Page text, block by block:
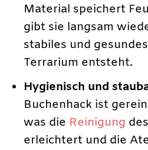
Material speichert
gibt sie langsam
stabiles und
Terrarium entsteht.
Hygienisch und
Buchenhack ist
was die Reinigung
erleichtert und die